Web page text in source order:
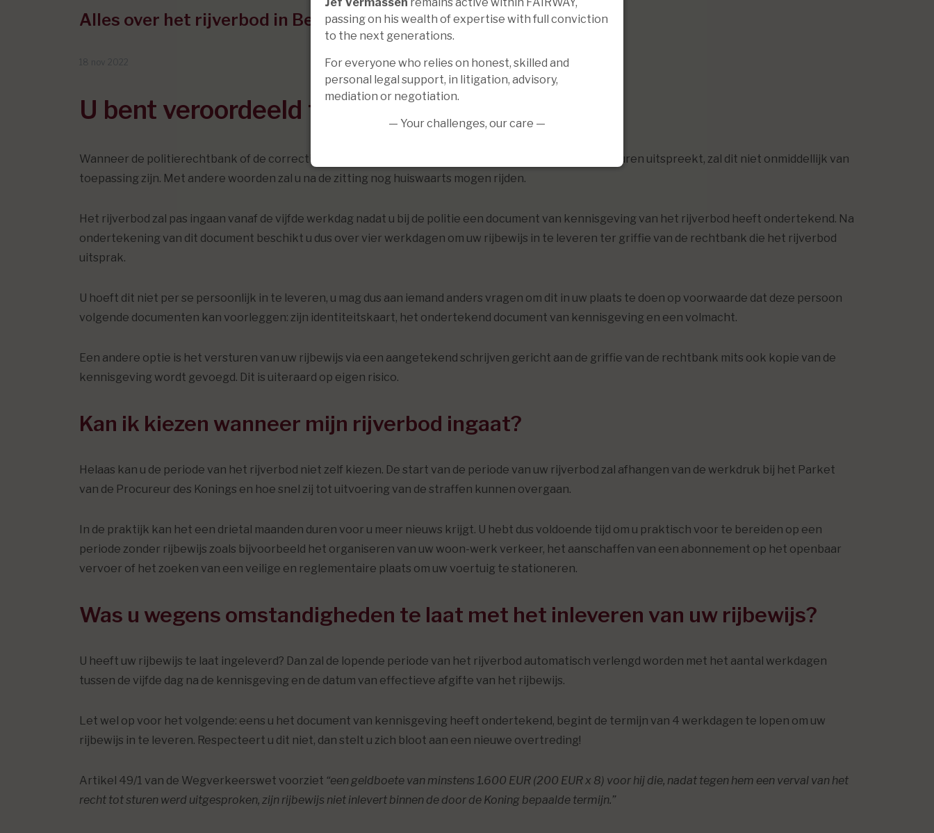
Alles over het rijverbod in België
18 nov 2022
U bent veroordeeld tot een rijverbod? Wat nu?
Wanneer de politierechtbank of de correctionele rechtbank in beroep een verval van het recht tot sturen uitspreekt, zal dit niet onmiddellijk van
toepassing zijn. Met andere woorden zal u na de zitting nog huiswaarts mogen rijden.
Het rijverbod zal pas ingaan vanaf de vijfde werkdag nadat u bij de politie een document van kennisgeving van het rijverbod heeft ondertekend. Na
ondertekening van dit document beschikt u dus over vier werkdagen om uw rijbewijs in te leveren ter griffie van de rechtbank die het rijverbod
uitsprak.
U hoeft dit niet per se persoonlijk in te leveren, u mag dus aan iemand anders vragen om dit in uw plaats te doen op voorwaarde dat deze persoon
volgende documenten kan voorleggen: zijn identiteitskaart, het ondertekend document van kennisgeving en een volmacht.
Een andere optie is het versturen van uw rijbewijs via een aangetekend schrijven gericht aan de griffie van de rechtbank mits ook kopie van de
kennisgeving wordt gevoegd. Dit is uiteraard op eigen risico.
Kan ik kiezen wanneer mijn rijverbod ingaat?
Helaas kan u de periode van het rijverbod niet zelf kiezen. De start van de periode van uw rijverbod zal afhangen van de werkdruk bij het Parket
van de Procureur des Konings en hoe snel zij tot uitvoering van de straffen kunnen overgaan.
In de praktijk kan het een drietal maanden duren voor u meer nieuws krijgt. U hebt dus voldoende tijd om u praktisch voor te bereiden op een
periode zonder rijbewijs zoals bijvoorbeeld het organiseren van uw woon-werk verkeer, het aanschaffen van een abonnement op het openbaar
vervoer of het zoeken van een veilige en reglementaire plaats om uw voertuig te stationeren.
Was u wegens omstandigheden te laat met het inleveren van uw rijbewijs?
U heeft uw rijbewijs te laat ingeleverd? Dan zal de lopende periode van het rijverbod automatisch verlengd worden met het aantal werkdagen
tussen de vijfde dag na de kennisgeving en de datum van effectieve afgifte van het rijbewijs.
Let wel op voor het volgende: eens u het document van kennisgeving heeft ondertekend, begint de termijn van 4 werkdagen te lopen om uw
rijbewijs in te leveren. Respecteert u dit niet, dan stelt u zich bloot aan een nieuwe overtreding!
Artikel 49/1 van de Wegverkeerswet voorziet “een geldboete van minstens 1.600 EUR (200 EUR x 8) voor hij die, nadat tegen hem een verval van het
recht tot sturen werd uitgesproken, zijn rijbewijs niet inlevert binnen de door de Koning bepaalde termijn.”
Jef Vermassen remains active within FAIRWAY,
passing on his wealth of expertise with full conviction
to the next generations.
For everyone who relies on honest, skilled and
personal legal support, in litigation, advisory,
mediation or negotiation.
— Your challenges, our care —